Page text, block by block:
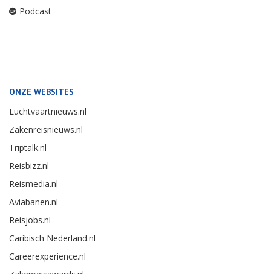
Podcast
ONZE WEBSITES
Luchtvaartnieuws.nl
Zakenreisnieuws.nl
Triptalk.nl
Reisbizz.nl
Reismedia.nl
Aviabanen.nl
Reisjobs.nl
Caribisch Nederland.nl
Careerexperience.nl